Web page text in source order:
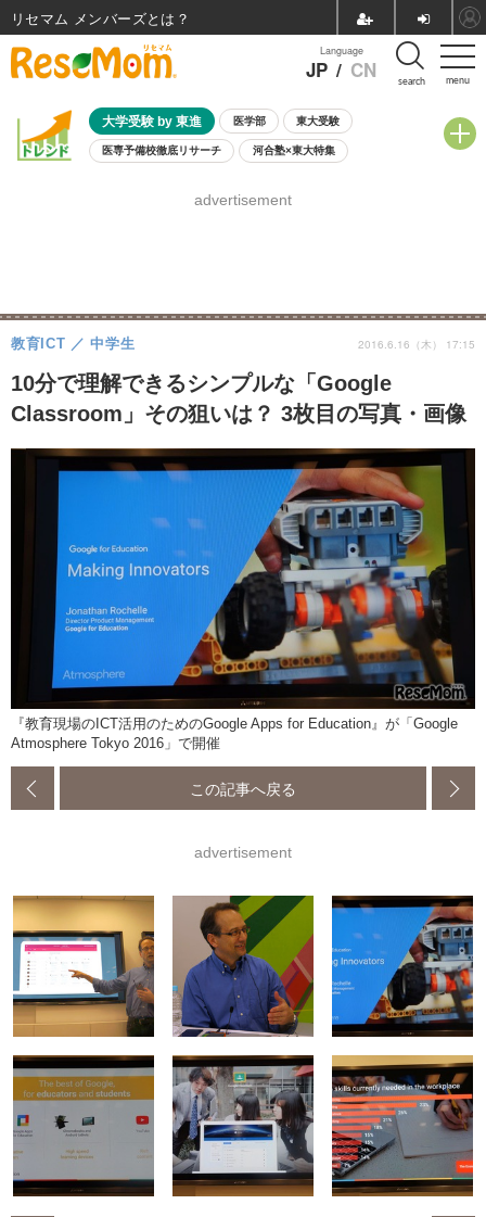
menu
Language
JP / CN search
大学受験 by 東進 医学部 東大受験
医専予備校徹底リサーチ 河合塾×東大特集
8月開催学校説明会・相談会
advertisement
10分で理解できるシンプルな「Google
Classroom」その狙いは？ 3枚目の写真・画像
教育ICT 中学生 2016.6.16（木） 17:15
『教育現場のICT活用のためのGoogle Apps for Education』が「Google
Atmosphere Tokyo 2016」で開催
この記事へ戻る
advertisement
リセマム メンバーズ